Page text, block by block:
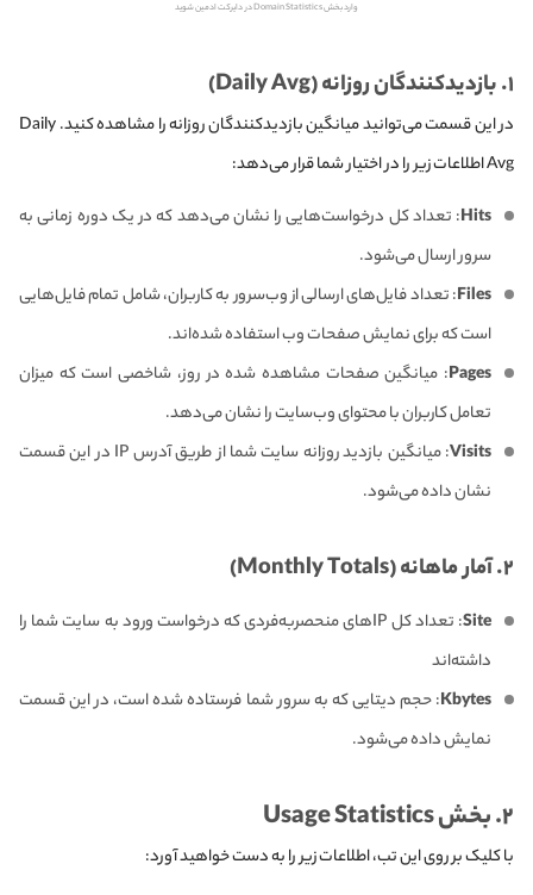
وارد بخش Domain Statistics در دایرکت ادمین شوید
۱. بازدیدکنندگان روزانه (Daily Avg)
در این قسمت می‌توانید میانگین بازدیدکنندگان روزانه را مشاهده کنید. Daily
Avg اطلاعات زیر را در اختیار شما قرار می‌دهد:
Hits: تعداد کل درخواست‌هایی را نشان می‌دهد که در یک دوره زمانی به
سرور ارسال می‌شود.
Files: تعداد فایل‌های ارسالی از وب‌سرور به کاربران، شامل تمام فایل‌هایی
است که برای نمایش صفحات وب استفاده شده‌اند.
Pages: میانگین صفحات مشاهده شده در روز، شاخصی است که میزان
تعامل کاربران با محتوای وب‌سایت را نشان می‌دهد.
Visits
: میانگین بازدید روزانه سایت شما از طریق آدرس IP در این قسمت
نشان داده می‌شود.
۲. آمار ماهانه (Monthly Totals)
Site
: تعداد کل IPهای منحصربه‌فردی که درخواست ورود به سایت شما را
داشته‌اند
Kbytes: حجم دیتایی که به سرور شما فرستاده شده است، در این قسمت
نمایش داده می‌شود.
۲. بخش Usage Statistics
با کلیک بر روی این تب، اطلاعات زیر را به دست خواهید آورد: